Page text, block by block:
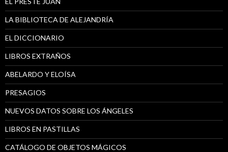
LA BIBLIOTECA DE ALEJANDRÍA
EL DICCIONARIO
LIBROS EXTRAÑOS
ABELARDO Y ELOÍSA
PRESAGIOS
NUEVOS DATOS SOBRE LOS ÁNGELES
LIBROS EN PASTILLAS
CATÁLOGO DE OBJETOS MÁGICOS